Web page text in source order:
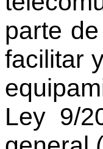
parte
facilitar
Ley 9/